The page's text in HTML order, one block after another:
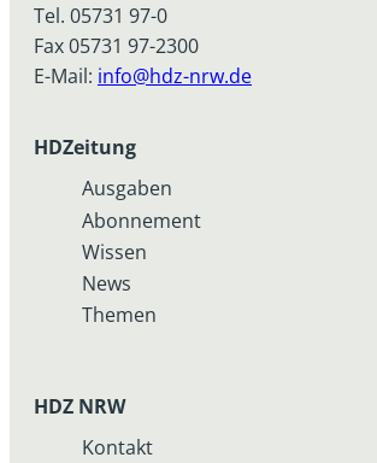
Tel. 05731 97-0
Fax 05731 97-2300
E-Mail: info@hdz-nrw.de
HDZeitung
Ausgaben
Abonnement
Wissen
News
Themen
HDZ NRW
Kontakt